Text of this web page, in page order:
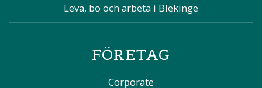
Leva, bo och arbeta i Blekinge
FÖRETAG
Corporate